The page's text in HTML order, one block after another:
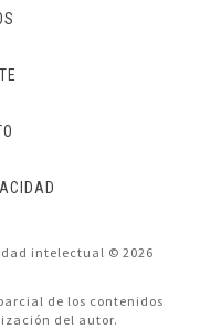
intelectual © 2026
de los contenidos
del autor.